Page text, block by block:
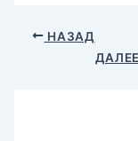
НАЗАД
ДАЛЕЕ